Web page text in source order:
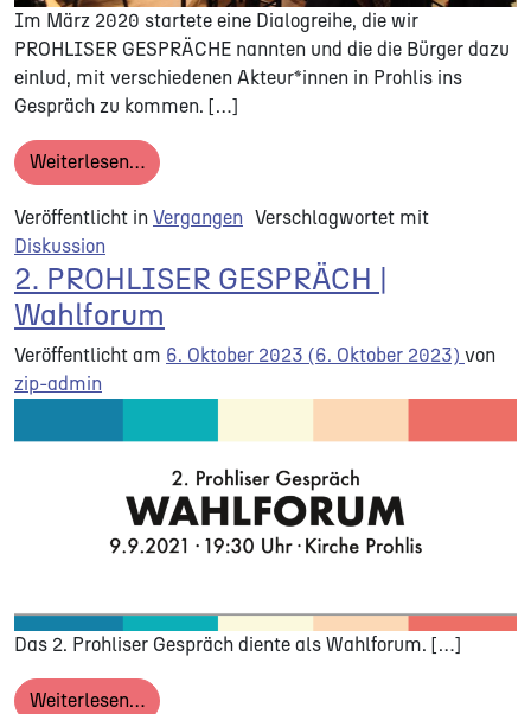
Im März 2020 startete eine Dialogreihe, die wir
PROHLISER GESPRÄCHE nannten und die die Bürger dazu
einlud, mit verschiedenen Akteur*innen in Prohlis ins
Gespräch zu kommen. […]
Weiterlesen…from PROHLISER GESPRÄCHE
Veröffentlicht in Vergangen Verschlagwortet mit
Diskussion
2. PROHLISER GESPRÄCH |
Wahlforum
Veröffentlicht am 6. Oktober 2023 (6. Oktober 2023) von
zip-admin
Das 2. Prohliser Gespräch diente als Wahlforum. […]
Weiterlesen…from 2. PROHLISER GESPRÄCH | Wahlforum